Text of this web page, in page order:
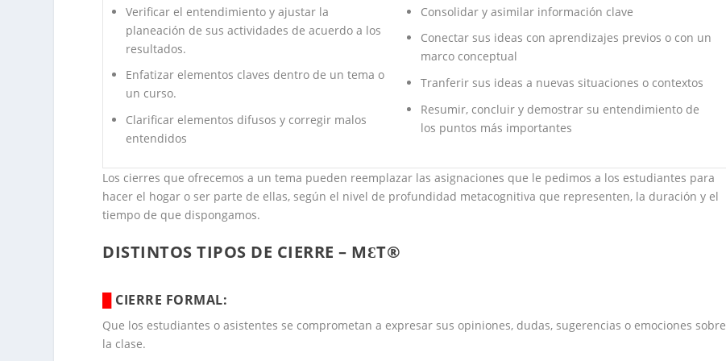
Verificar el entendimiento y ajustar la
planeación de sus actividades de acuerdo a los
resultados.
Enfatizar elementos claves dentro de un tema o
un curso.
Clarificar elementos difusos y corregir malos
entendidos
Consolidar y asimilar información clave
Conectar sus ideas con aprendizajes previos o con un
marco conceptual
Tranferir sus ideas a nuevas situaciones o contextos
Resumir, concluir y demostrar su entendimiento de
los puntos más importantes
Los cierres que ofrecemos a un tema pueden reemplazar las asignaciones que le pedimos a los estudiantes para
hacer el hogar o ser parte de ellas, según el nivel de profundidad metacognitiva que representen, la duración y el
tiempo de que dispongamos.
DISTINTOS TIPOS DE CIERRE – MƐT®
CIERRE FORMAL:
Que los estudiantes o asistentes se comprometan a expresar sus opiniones, dudas, sugerencias o emociones sobre
la clase.